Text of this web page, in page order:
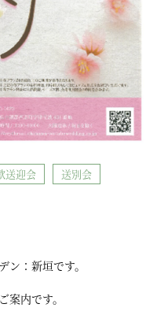
送迎会 送別会
ン：新垣です。
案内です。